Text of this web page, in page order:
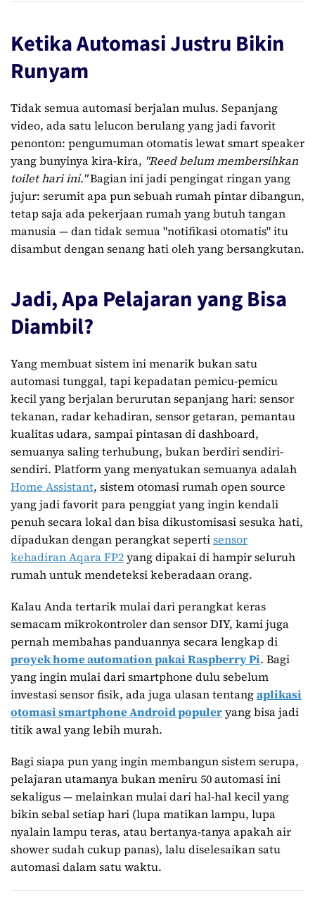
Ketika Automasi Justru Bikin
Runyam
Tidak semua automasi berjalan mulus. Sepanjang
video, ada satu lelucon berulang yang jadi favorit
penonton: pengumuman otomatis lewat smart speaker
yang bunyinya kira-kira, "Reed belum membersihkan
toilet hari ini."Bagian ini jadi pengingat ringan yang
jujur: serumit apa pun sebuah rumah pintar dibangun,
tetap saja ada pekerjaan rumah yang butuh tangan
manusia — dan tidak semua "notifikasi otomatis" itu
disambut dengan senang hati oleh yang bersangkutan.
Jadi, Apa Pelajaran yang Bisa
Diambil?
Yang membuat sistem ini menarik bukan satu
automasi tunggal, tapi kepadatan pemicu-pemicu
kecil yang berjalan berurutan sepanjang hari: sensor
tekanan, radar kehadiran, sensor getaran, pemantau
kualitas udara, sampai pintasan di dashboard,
semuanya saling terhubung, bukan berdiri sendiri-
sendiri. Platform yang menyatukan semuanya adalah
Home Assistant, sistem otomasi rumah open source
yang jadi favorit para penggiat yang ingin kendali
penuh secara lokal dan bisa dikustomisasi sesuka hati,
dipadukan dengan perangkat sepertisensor
kehadiran Aqara FP2yang dipakai di hampir seluruh
rumah untuk mendeteksi keberadaan orang.
Kalau Anda tertarik mulai dari perangkat keras
semacam mikrokontroler dan sensor DIY, kami juga
pernah membahas panduannya secara lengkap di
proyek home automation pakai Raspberry Pi. Bagi
yang ingin mulai dari smartphone dulu sebelum
investasi sensor fisik, ada juga ulasan tentangaplikasi
otomasi smartphone Android populeryang bisa jadi
titik awal yang lebih murah.
Bagi siapa pun yang ingin membangun sistem serupa,
pelajaran utamanya bukan meniru 50 automasi ini
sekaligus — melainkan mulai dari hal-hal kecil yang
bikin sebal setiap hari (lupa matikan lampu, lupa
nyalain lampu teras, atau bertanya-tanya apakah air
shower sudah cukup panas), lalu diselesaikan satu
automasi dalam satu waktu.